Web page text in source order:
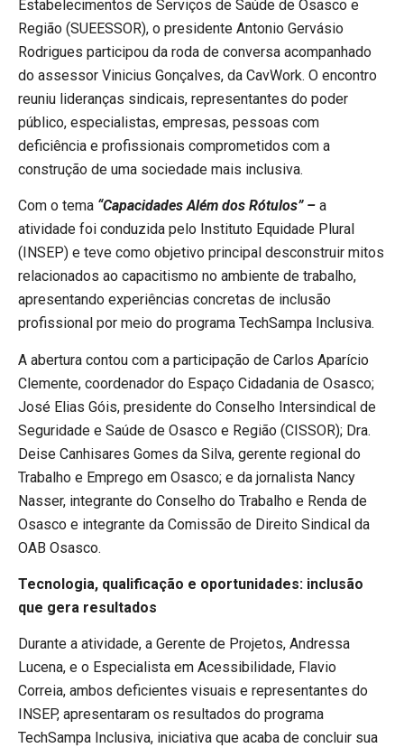
Estabelecimentos de Serviços de Saúde de Osasco e
Região (SUEESSOR), o presidente Antonio Gervásio
Rodrigues participou da roda de conversa acompanhado
do assessor Vinicius Gonçalves, da CavWork. O encontro
reuniu lideranças sindicais, representantes do poder
público, especialistas, empresas, pessoas com
deficiência e profissionais comprometidos com a
construção de uma sociedade mais inclusiva.
Com o tema “Capacidades Além dos Rótulos” – a
atividade foi conduzida pelo Instituto Equidade Plural
(INSEP) e teve como objetivo principal desconstruir mitos
relacionados ao capacitismo no ambiente de trabalho,
apresentando experiências concretas de inclusão
profissional por meio do programa TechSampa Inclusiva.
A abertura contou com a participação de Carlos Aparício
Clemente, coordenador do Espaço Cidadania de Osasco;
José Elias Góis, presidente do Conselho Intersindical de
Seguridade e Saúde de Osasco e Região (CISSOR); Dra.
Deise Canhisares Gomes da Silva, gerente regional do
Trabalho e Emprego em Osasco; e da jornalista Nancy
Nasser, integrante do Conselho do Trabalho e Renda de
Osasco e integrante da Comissão de Direito Sindical da
OAB Osasco.
Tecnologia, qualificação e oportunidades: inclusão
que gera resultados
Durante a atividade, a Gerente de Projetos, Andressa
Lucena, e o Especialista em Acessibilidade, Flavio
Correia, ambos deficientes visuais e representantes do
INSEP, apresentaram os resultados do programa
TechSampa Inclusiva, iniciativa que acaba de concluir sua